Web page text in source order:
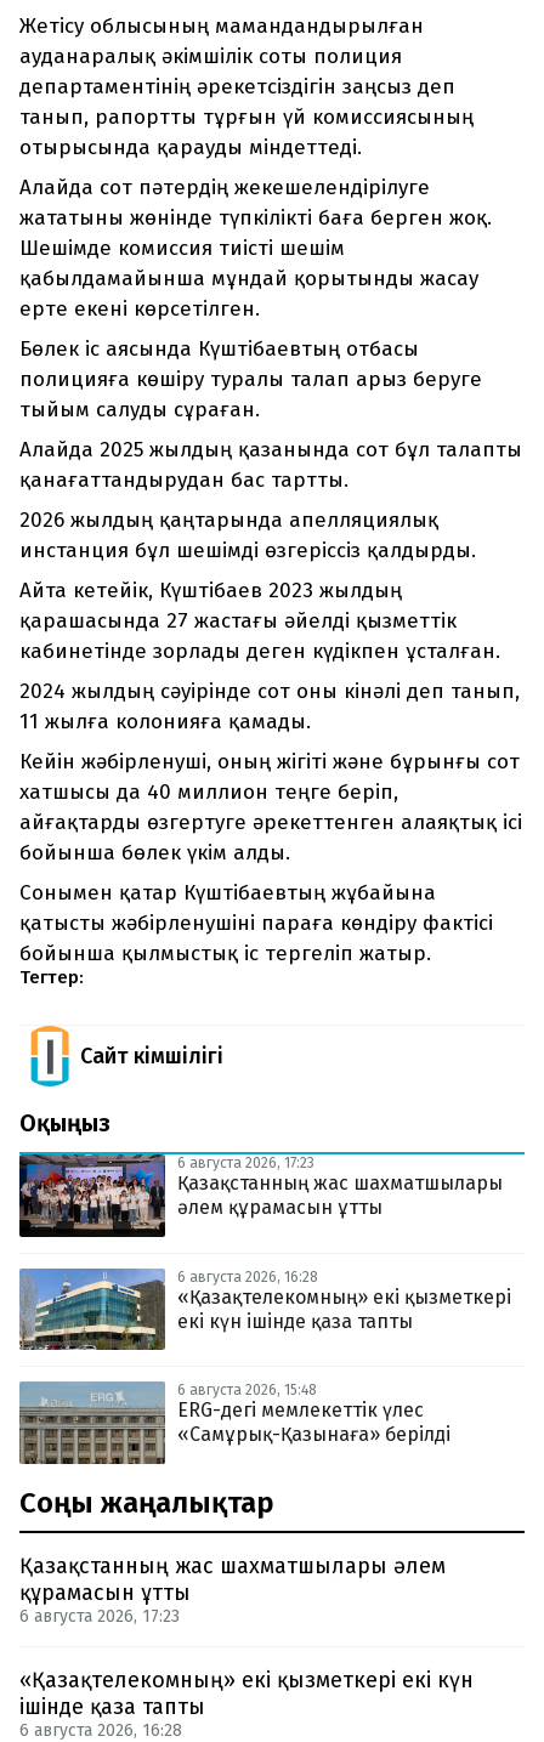
Жетісу облысының мамандандырылған
ауданаралық әкімшілік соты полиция
департаментінің әрекетсіздігін заңсыз деп
танып, рапортты тұрғын үй комиссиясының
отырысында қарауды міндеттеді.
Алайда сот пәтердің жекешелендірілуге
жататыны жөнінде түпкілікті баға берген жоқ.
Шешімде комиссия тиісті шешім
қабылдамайынша мұндай қорытынды жасау
ерте екені көрсетілген.
Бөлек іс аясында Күштібаевтың отбасы
полицияға көшіру туралы талап арыз беруге
тыйым салуды сұраған.
Алайда 2025 жылдың қазанында сот бұл талапты
қанағаттандырудан бас тартты.
2026 жылдың қаңтарында апелляциялық
инстанция бұл шешімді өзгеріссіз қалдырды.
Айта кетейік, Күштібаев 2023 жылдың
қарашасында 27 жастағы әйелді қызметтік
кабинетінде зорлады деген күдікпен ұсталған.
2024 жылдың сәуірінде сот оны кінәлі деп танып,
11 жылға колонияға қамады.
Кейін жәбірленуші, оның жігіті және бұрынғы сот
хатшысы да 40 миллион теңге беріп,
айғақтарды өзгертуге әрекеттенген алаяқтық ісі
бойынша бөлек үкім алды.
Сонымен қатар Күштібаевтың жұбайына
қатысты жәбірленушіні параға көндіру фактісі
бойынша қылмыстық іс тергеліп жатыр.
Тегтер:
Сайт Әкімшілігі
Оқыңыз
6 августа 2026, 17:23
Қазақстанның жас шахматшылары
әлем құрамасын ұтты
6 августа 2026, 16:28
«Қазақтелекомның» екі қызметкері
екі күн ішінде қаза тапты
6 августа 2026, 15:48
ERG-дегі мемлекеттік үлес
«Самұрық-Қазынаға» берілді
Соңғы жаңалықтар
Қазақстанның жас шахматшылары әлем
құрамасын ұтты
6 августа 2026, 17:23
«Қазақтелекомның» екі қызметкері екі күн
ішінде қаза тапты
6 августа 2026, 16:28